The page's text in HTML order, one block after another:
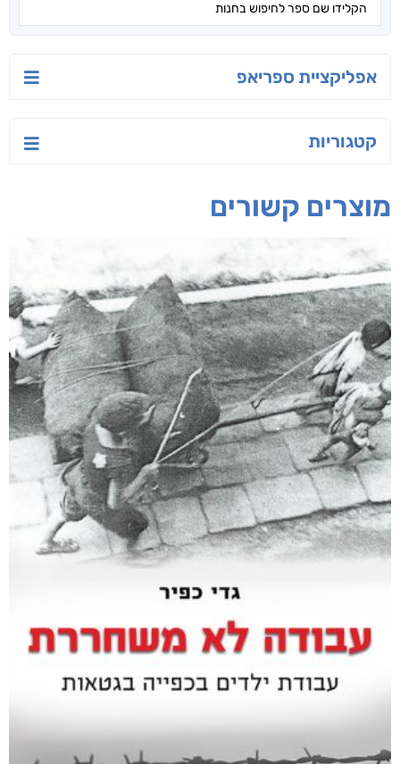
אפליקציית ספריאפ
קטגוריות
מוצרים קשורים